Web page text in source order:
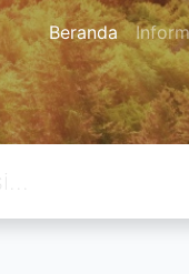
Beranda